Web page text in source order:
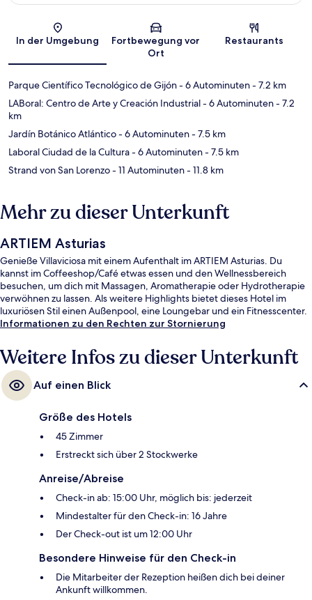
Karte
In der Umgebung
Fortbewegung vor
Ort
Restaurants
Parque Científico Tecnológico de Gijón- 6 Autominuten- 7.2 km
LABoral: Centro de Arte y Creación Industrial- 6 Autominuten- 7.2
km
Jardín Botánico Atlántico- 6 Autominuten- 7.5 km
Laboral Ciudad de la Cultura- 6 Autominuten- 7.5 km
Strand von San Lorenzo- 11 Autominuten- 11.8 km
Mehr zu dieser Unterkunft
ARTIEM Asturias
Genieße Villaviciosa mit einem Aufenthalt im ARTIEM Asturias. Du
kannst im Coffeeshop/Café etwas essen und den Wellnessbereich
besuchen, um dich mit Massagen, Aromatherapie oder Hydrotherapie
verwöhnen zu lassen. Als weitere Highlights bietet dieses Hotel im
luxuriösen Stil einen Außenpool, eine Loungebar und ein Fitnesscenter.
Informationen zu den Rechten zur Stornierung
Weitere Infos zu dieser Unterkunft
Auf einen Blick
Größe des Hotels
45 Zimmer
Erstreckt sich über 2 Stockwerke
Anreise/Abreise
Check-in ab: 15:00 Uhr, möglich bis: jederzeit
Mindestalter für den Check-in: 16 Jahre
Der Check-out ist um 12:00 Uhr
Besondere Hinweise für den Check-in
Die Mitarbeiter der Rezeption heißen dich bei deiner
Ankunft willkommen.